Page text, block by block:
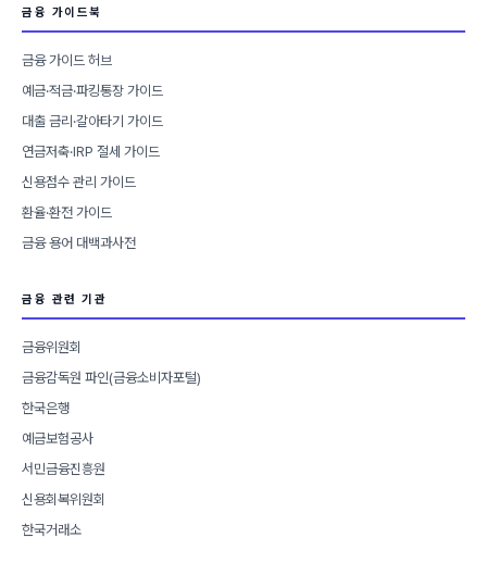
금융 가이드북
금융 가이드 허브
예금·적금·파킹통장 가이드
대출 금리·갈아타기 가이드
연금저축·IRP 절세 가이드
신용점수 관리 가이드
환율·환전 가이드
금융 용어 대백과사전
금융 관련 기관
금융위원회
금융감독원 파인(금융소비자포털)
한국은행
예금보험공사
서민금융진흥원
신용회복위원회
한국거래소